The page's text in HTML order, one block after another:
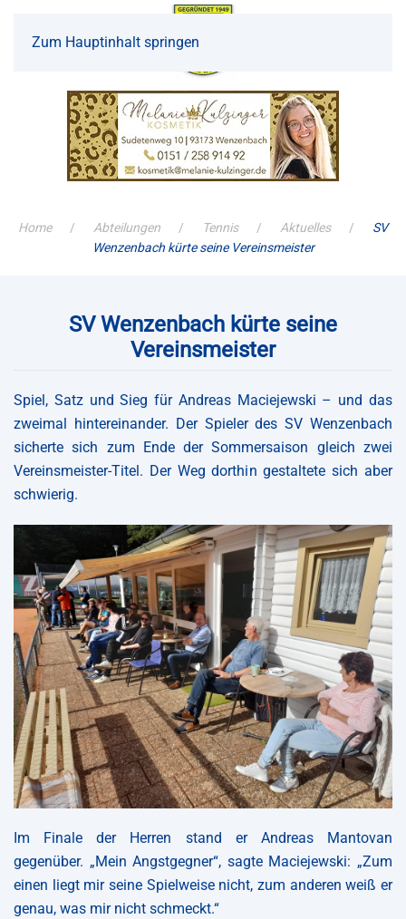
Zum Hauptinhalt springen
Home Abteilungen Tennis Aktuelles
SV
Wenzenbach kürte seine Vereinsmeister
SV Wenzenbach kürte seine
Vereinsmeister
Spiel, Satz und Sieg für Andreas Maciejewski – und das
zweimal hintereinander. Der Spieler des SV Wenzenbach
sicherte sich zum Ende der Sommersaison gleich zwei
Vereinsmeister-Titel. Der Weg dorthin gestaltete sich aber
schwierig.
Im Finale der Herren stand er Andreas Mantovan
gegenüber. „Mein Angstgegner“, sagte Maciejewski: „Zum
einen liegt mir seine Spielweise nicht, zum anderen weiß er
genau, was mir nicht schmeckt.“